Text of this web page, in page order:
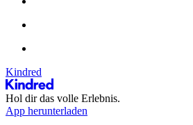
Kindred
Hol dir das volle Erlebnis.
App herunterladen